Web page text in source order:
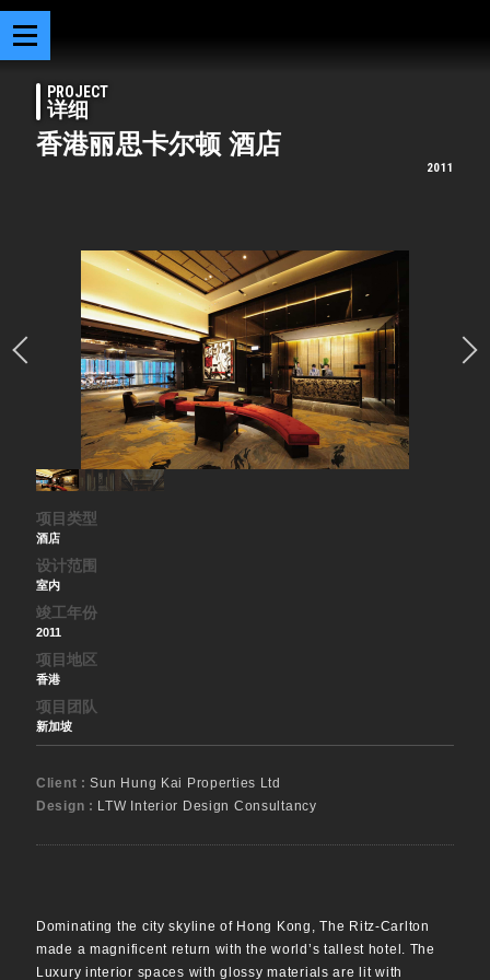
PROJECT
详细
香港丽思卡尔顿 酒店
2011
项目类型
酒店
设计范围
室内
竣工年份
2011
项目地区
香港
项目团队
新加坡
Client :Sun Hung Kai Properties Ltd
Design : LTW Interior Design Consultancy
Dominating the city skyline of Hong Kong, The Ritz-Carlton
made a magnificent return with the world’s tallest hotel. The
Luxury interior spaces with glossy materials are lit with